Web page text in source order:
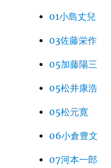
01小島丈兒
03佐藤栄作
05加藤陽三
05松井康浩
05松元寛
06小倉豊文
07河本一郎